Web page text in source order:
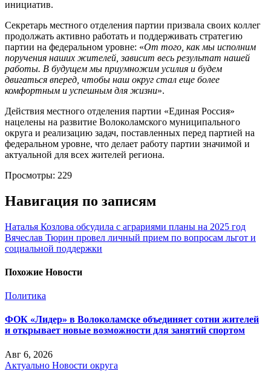
инициатив.
Секретарь местного отделения партии призвала своих коллег
продолжать активно работать и поддерживать стратегию
партии на федеральном уровне: «От того, как мы исполним
поручения наших жителей, зависит весь результат нашей
работы. В будущем мы приумножим усилия и будем
двигаться вперед, чтобы наш округ стал еще более
комфортным и успешным для жизни».
Действия местного отделения партии «Единая Россия»
нацелены на развитие Волоколамского муниципального
округа и реализацию задач, поставленных перед партией на
федеральном уровне, что делает работу партии значимой и
актуальной для всех жителей региона.
Просмотры: 229
Навигация по записям
Наталья Козлова обсудила с аграриями планы на 2025 год
Вячеслав Тюрин провел личный прием по вопросам льгот и
социальной поддержки
Похожие Новости
Политика
ФОК «Лидер» в Волоколамске объединяет сотни жителей
и открывает новые возможности для занятий спортом
Авг 6, 2026
Актуально Новости округа